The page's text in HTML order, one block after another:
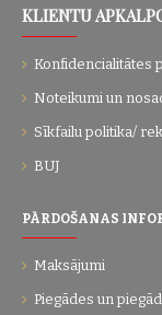
KLIENTU
Konfidencialitātes
Noteikumi un
Sīkfailu politika/
BUJ
PĀRDOŠANAS
Maksājumi
Piegādes un